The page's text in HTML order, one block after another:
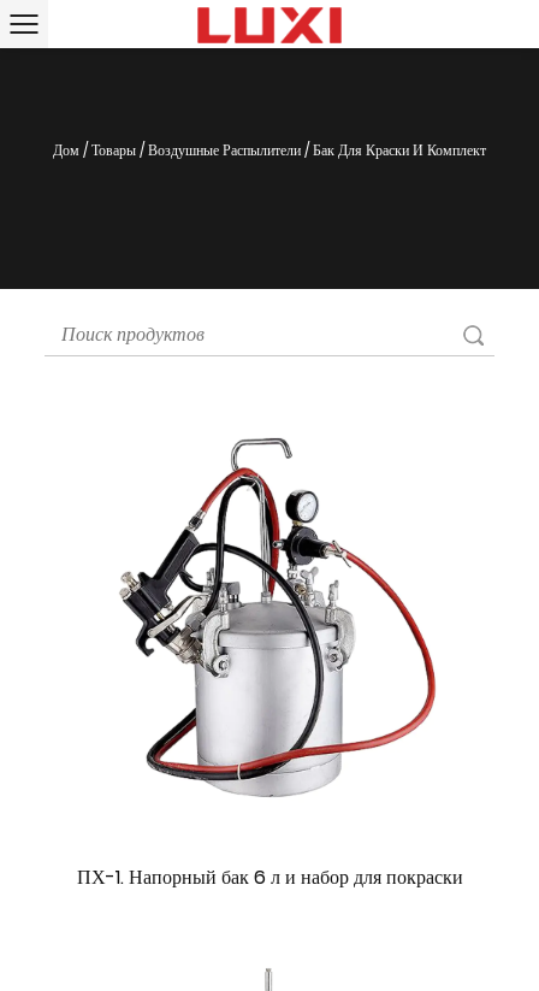
Дом/Товары/Воздушные Распылители/Бак Для Краски И Комплект
ПХ-1. Напорный бак 6 л и набор для покраски